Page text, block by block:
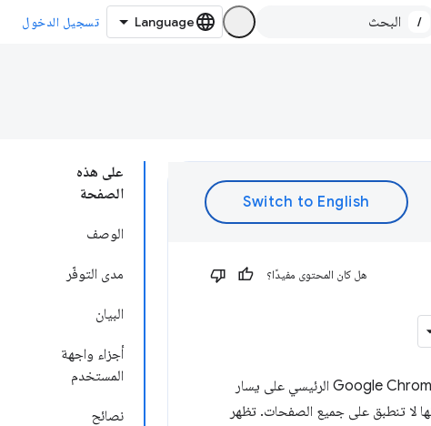
/ تسجيل الدخول
على هذه
الصفحة
الوصف
مدى التوفّر
البيان
أجزاء واجهة
المستخدم
نصائح
هل كان المحتوى مفيدًا؟
لوضع الرموز في شريط أدوات Google Chrome الرئيسي على يسار
لا تنطبق على جميع الصفحات. تظهر